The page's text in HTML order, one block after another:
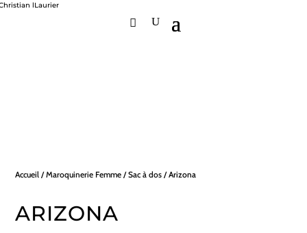
Accueil /Maroquinerie Femme /Sac à dos / Arizona
ARIZONA